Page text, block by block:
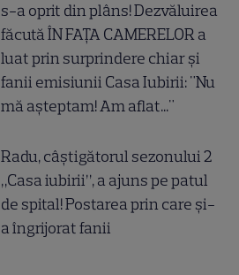
s-a oprit din plâns! Dezvăluirea
făcută ÎN FAȚA CAMERELOR a
luat prin surprindere chiar și
fanii emisiunii Casa Iubirii: "Nu
mă așteptam! Am aflat..."
Radu, câștigătorul sezonului 2
„Casa iubirii”, a ajuns pe patul
de spital! Postarea prin care și-
a îngrijorat fanii